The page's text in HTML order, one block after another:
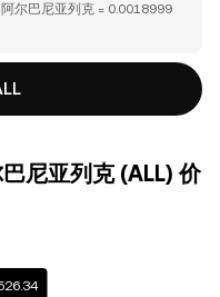
尔巴尼亚列克 = 0.0018999
尼亚列克 (ALL) 价